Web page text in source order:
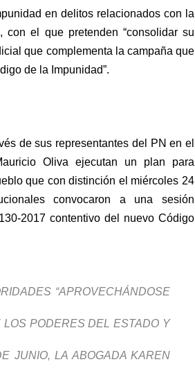
en delitos relacionados con la
el que pretenden “consolidar su
que complementa la campaña que
de la Impunidad”.
de sus representantes del PN en el
Oliva ejecutan un plan para
que con distinción el miércoles 24
convocaron a una sesión
2017 contentivo del nuevo Código
“APROVECHÁNDOSE
PODERES DEL ESTADO Y
JUNIO, LA ABOGADA KAREN